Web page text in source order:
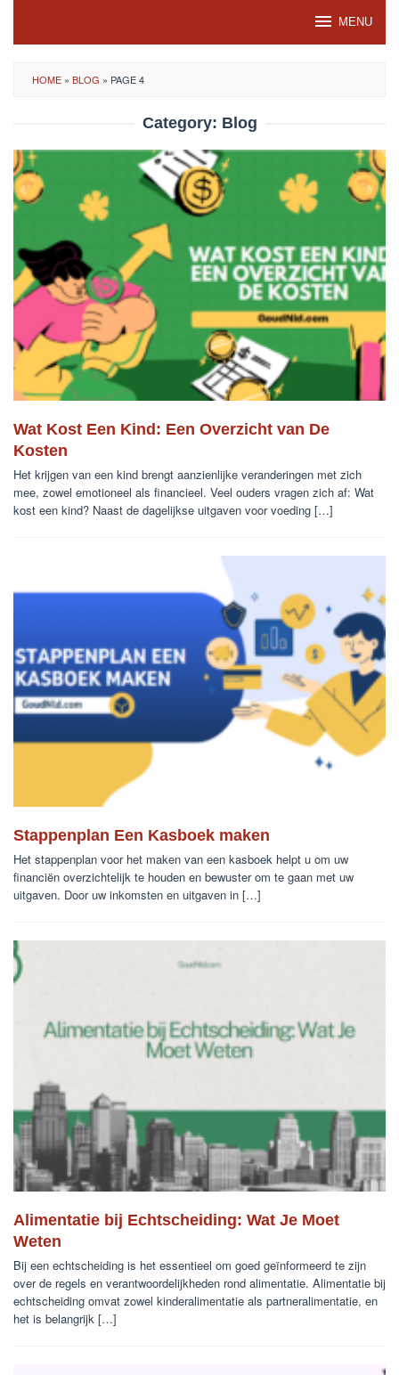
content
MENU
HOME » BLOG » PAGE 4
Category: Blog
Wat Kost Een Kind: Een Overzicht van De
Kosten
Het krijgen van een kind brengt aanzienlijke veranderingen met zich
mee, zowel emotioneel als financieel. Veel ouders vragen zich af: Wat
kost een kind? Naast de dagelijkse uitgaven voor voeding […]
Stappenplan Een Kasboek maken
Het stappenplan voor het maken van een kasboek helpt u om uw
financiën overzichtelijk te houden en bewuster om te gaan met uw
uitgaven. Door uw inkomsten en uitgaven in […]
Alimentatie bij Echtscheiding: Wat Je Moet
Weten
Bij een echtscheiding is het essentieel om goed geïnformeerd te zijn
over de regels en verantwoordelijkheden rond alimentatie. Alimentatie bij
echtscheiding omvat zowel kinderalimentatie als partneralimentatie, en
het is belangrijk […]